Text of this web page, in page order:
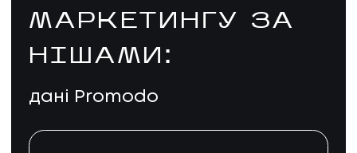
МАРКЕТИНГУ ЗА
НІШАМИ:
дані Promodo